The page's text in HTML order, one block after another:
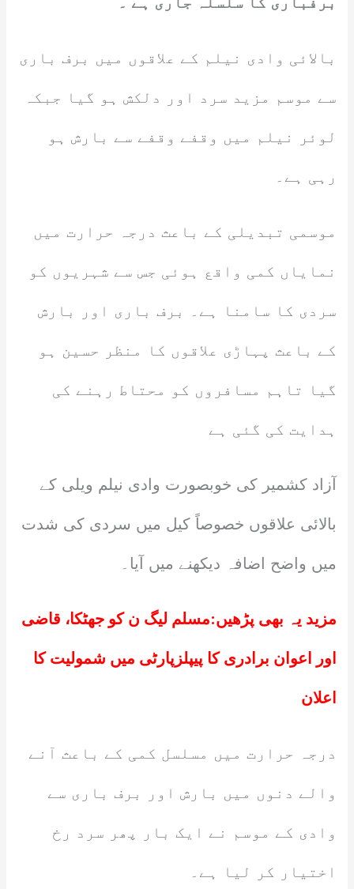
بالائی وادی نیلم کے علاقوں میں برف باری
سے موسم مزید سرد اور دلکش ہو گیا جبکہ
لوئر نیلم میں وقفے وقفے سے بارش ہو
رہی ہے۔
موسمی تبدیلی کے باعث درجہ حرارت میں
نمایاں کمی واقع ہوئی جس سے شہریوں کو
سردی کا سامنا ہے۔ برف باری اور بارش
کے باعث پہاڑی علاقوں کا منظر حسین ہو
گیا تاہم مسافروں کو محتاط رہنے کی
ہدایت کی گئی ہے
آزاد کشمیر کی خوبصورت وادی نیلم ویلی کے
بالائی علاقوں خصوصاً کیل میں سردی کی شدت
میں واضح اضافہ دیکھنے میں آیا۔
مزید یہ بھی پڑھیں:مسلم لیگ ن کو جھٹکا، قاضی
اور اعوان برادری کا پیپلزپارٹی میں شمولیت کا
اعلان
درجہ حرارت میں مسلسل کمی کے باعث آنے
والے دنوں میں بارش اور برف باری سے
وادی کے موسم نے ایک بار پھر سرد رخ
اختیار کر لیا ہے۔